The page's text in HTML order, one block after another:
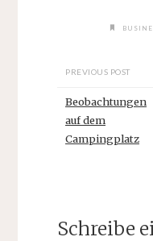
PREVIOUS POST
Beobachtungen
auf dem
Campingplatz
Schreibe